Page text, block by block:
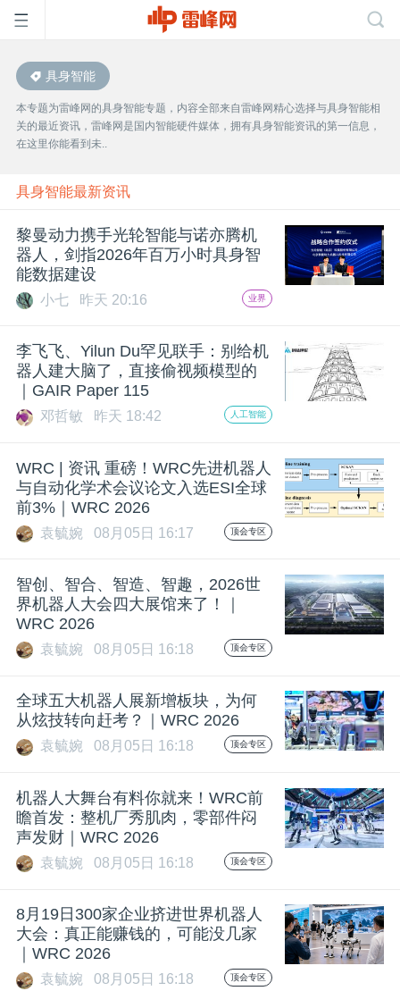
首
页
雷
峰
网
公
中
GAIR
题
搞
具身智能
本专题为雷峰网的具身智能专题，内容全部来自雷峰网精心选择与具身智能相
关的最近资讯，雷峰网是国内智能硬件媒体，拥有具身智能资讯的第一信息，
在这里你能看到未..
具身智能最新资讯
黎曼动力携手光轮智能与诺亦腾机
器人，剑指2026年百万小时具身智
能数据建设
小七 昨天 20:16 业界
李飞飞、Yilun Du罕见联手：别给机
器人建大脑了，直接偷视频模型的
｜GAIR Paper 115
邓哲敏 昨天 18:42 人工智能
WRC | 资讯 重磅！WRC先进机器人
与自动化学术会议论文入选ESI全球
前3%｜WRC 2026
袁毓婉 08月05日 16:17 顶会专区
智创、智合、智造、智趣，2026世
界机器人大会四大展馆来了！｜
WRC 2026
袁毓婉 08月05日 16:18 顶会专区
全球五大机器人展新增板块，为何
从炫技转向赶考？｜WRC 2026
袁毓婉 08月05日 16:18 顶会专区
机器人大舞台有料你就来！WRC前
瞻首发：整机厂秀肌肉，零部件闷
声发财｜WRC 2026
袁毓婉 08月05日 16:18 顶会专区
8月19日300家企业挤进世界机器人
大会：真正能赚钱的，可能没几家
｜WRC 2026
袁毓婉 08月05日 16:18 顶会专区